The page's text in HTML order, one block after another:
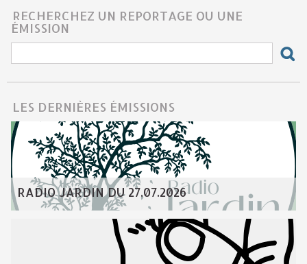
RECHERCHEZ UN REPORTAGE OU UNE
ÉMISSION
LES DERNIÈRES ÉMISSIONS
RADIO JARDIN DU 27.07.2026